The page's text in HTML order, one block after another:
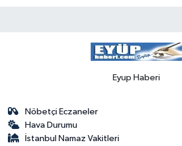
Eyup Haberi
Nöbetçi Eczaneler
Hava Durumu
İstanbul Namaz Vakitleri